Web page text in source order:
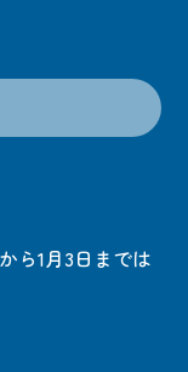
ら1月3日までは